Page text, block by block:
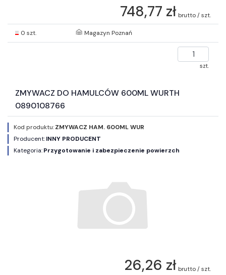
748,77 zł brutto / szt.
0 szt. Magazyn Poznań
szt.
ZMYWACZ DO HAMULCÓW 600ML WURTH
0890108766
Kod produktu:ZMYWACZ HAM. 600ML WUR
Producent:INNY PRODUCENT
Kategoria:Przygotowanie i zabezpieczenie powierzch
26,26 zł brutto / szt.